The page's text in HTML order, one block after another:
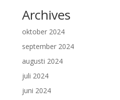
Archives
oktober 2024
september 2024
augusti 2024
juli 2024
juni 2024